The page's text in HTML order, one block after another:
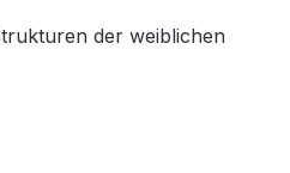
der weiblichen